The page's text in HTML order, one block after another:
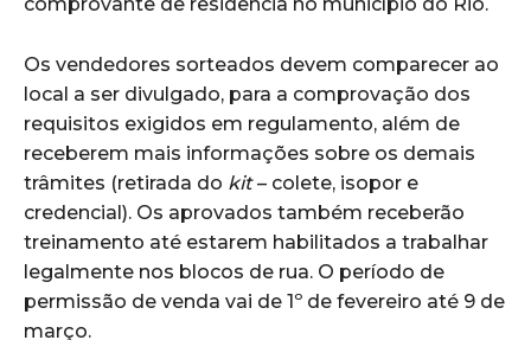
Os vendedores sorteados devem comparecer ao
local a ser divulgado, para a comprovação dos
requisitos exigidos em regulamento, além de
receberem mais informações sobre os demais
trâmites (retirada do kit– colete, isopor e
credencial). Os aprovados também receberão
treinamento até estarem habilitados a trabalhar
legalmente nos blocos de rua. O período de
permissão de venda vai de 1º de fevereiro até 9 de
março.